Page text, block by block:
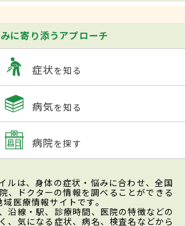
に寄り添うアプローチ
症状を知る
病気を知る
病院を探す
ルは、身体の症状・悩みに合わせ、全国
、ドクターの情報を調べることができる
域医療情報サイトです。
沿線・駅、診療時間、医院の特徴などの
、気になる症状、病名、検査名などから